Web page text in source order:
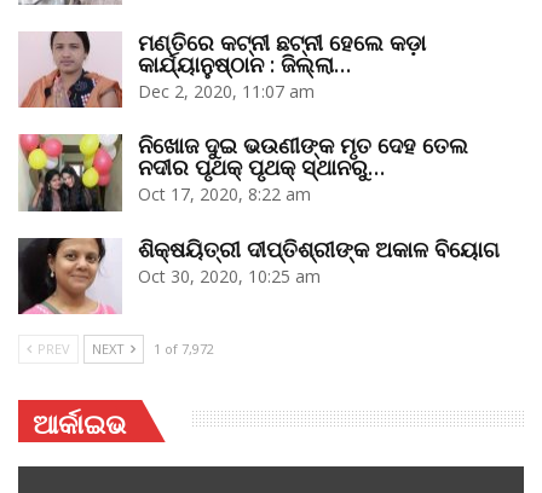
ମଣ୍ତିରେ କଟ୍‌ନୀ ଛଟ୍‌ନୀ ହେଲେ କଡ଼ା
କାର୍ଯ୍ୟାନୁଷ୍ଠାନ : ଜିଲ୍ଲା…
Dec 2, 2020, 11:07 am
ନିଖୋଜ ଦୁଇ ଭଉଣୀଙ୍କ ମୃତ ଦେହ ତେଲ
ନଦୀର ପୃଥକ୍‌ ପୃଥକ୍‌ ସ୍ଥାନରୁ…
Oct 17, 2020, 8:22 am
ଶିକ୍ଷୟିତ୍ରୀ ଦୀପ୍ତିଶ୍ରୀଙ୍କ ଅକାଳ ବିୟୋଗ
Oct 30, 2020, 10:25 am
PREV NEXT 1 of 7,972
ଆର୍କାଇଭ